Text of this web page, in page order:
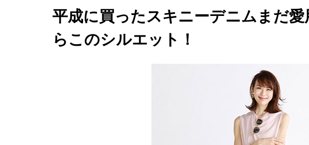
平成に買ったスキニーデニムまだ
らこのシルエット！